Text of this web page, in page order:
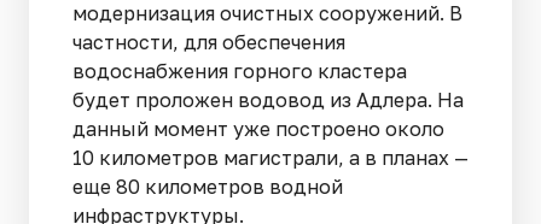
модернизация очистных сооружений. В
частности, для обеспечения
водоснабжения горного кластера
будет проложен водовод из Адлера. На
данный момент уже построено около
10 километров магистрали, а в планах —
еще 80 километров водной
инфраструктуры.